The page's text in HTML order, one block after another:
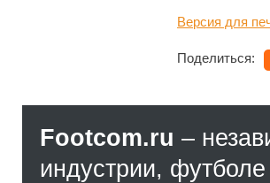
Версия для
Поделиться:
Footcom.ru –
индустрии,